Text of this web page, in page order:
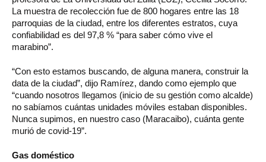
La muestra de recolección fue de 800 hogares entre las 18
parroquias de la ciudad, entre los diferentes estratos, cuya
confiabilidad es del 97,8 % “para saber cómo vive el
marabino”.
“Con esto estamos buscando, de alguna manera, construir la
data de la ciudad”, dijo Ramírez, dando como ejemplo que
“cuando nosotros llegamos (inicio de su gestión como alcalde)
no sabíamos cuántas unidades móviles estaban disponibles.
Nunca supimos, en nuestro caso (Maracaibo), cuánta gente
murió de covid-19”.
Gas doméstico